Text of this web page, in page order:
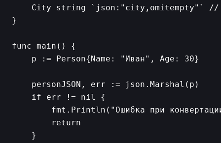
City string `json:"city,omitempty"`
}
func main() {
    p := Person{Name: "Иван", Age: 30}
    personJSON, err := json.Marshal(p)
    if err != nil {
fmt.Println("Ошибка при
        return
    }